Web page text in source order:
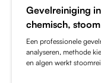
Gevelreiniging
chemisch,
Een professionele
analyseren, methode
en algen werkt